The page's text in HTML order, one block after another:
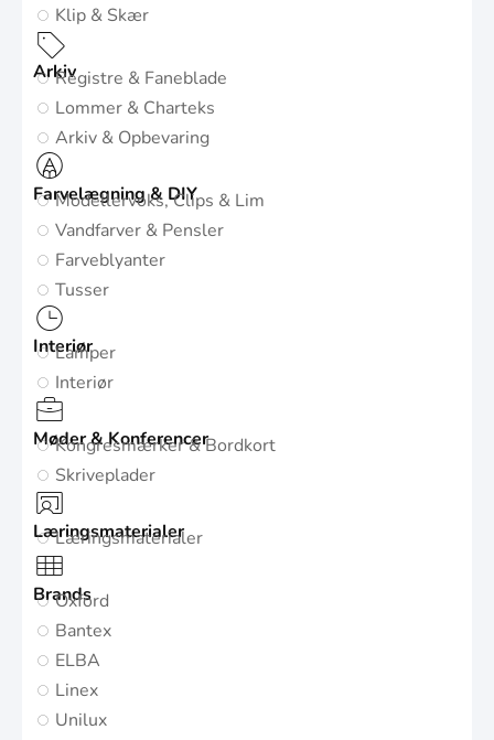
Klip & Skær
ArkivRegistre & Faneblade
Lommer & Charteks
Arkiv & Opbevaring
Farvelægning & DIY
Modellervoks, Clips & Lim
Vandfarver & Pensler
Farveblyanter
Tusser
Interiør
Lamper
Interiør
Møder & Konferencer
Kongresmærker & Bordkort
Skriveplader
Læringsmaterialer
Læringsmaterialer
Brands
Oxford
Bantex
ELBA
Linex
Unilux